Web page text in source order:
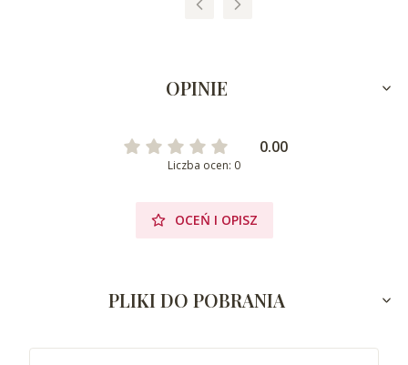
OPINIE
0.00
Liczba ocen: 0
OCEŃ I OPISZ
PLIKI DO POBRANIA